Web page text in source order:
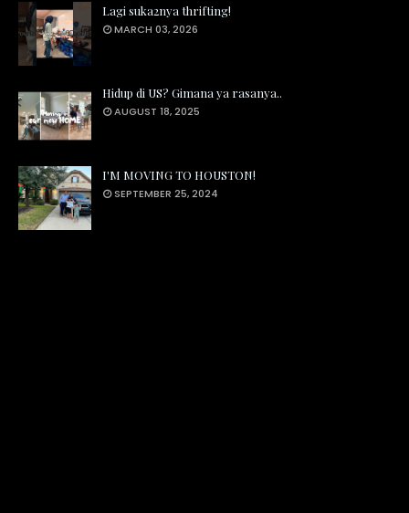
Lagi suka2nya thrifting!
MARCH 03, 2026
Hidup di US? Gimana ya rasanya..
AUGUST 18, 2025
I'M MOVING TO HOUSTON!
SEPTEMBER 25, 2024